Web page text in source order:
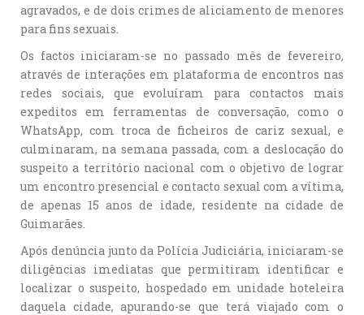
agravados, e de dois crimes de aliciamento de menores
para fins sexuais.
Os factos iniciaram-se no passado mês de fevereiro,
através de interações em plataforma de encontros nas
redes sociais, que evoluíram para contactos mais
expeditos em ferramentas de conversação, como o
WhatsApp, com troca de ficheiros de cariz sexual, e
culminaram, na semana passada, com a deslocação do
suspeito a território nacional com o objetivo de lograr
um encontro presencial e contacto sexual com a vítima,
de apenas 15 anos de idade, residente na cidade de
Guimarães.
Após denúncia junto da Polícia Judiciária, iniciaram-se
diligências imediatas que permitiram identificar e
localizar o suspeito, hospedado em unidade hoteleira
daquela cidade, apurando-se que terá viajado com o